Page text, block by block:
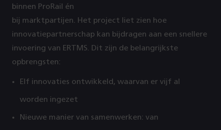
binnen ProRail én
bij marktpartijen. Het project liet zien hoe
innovatiepartnerschap kan bijdragen aan een snellere
invoering van ERTMS. Dit zijn de belangrijkste
opbrengsten:
Elf innovaties ontwikkeld, waarvan er vijf al
worden ingezet
Nieuwe manier van samenwerken: van